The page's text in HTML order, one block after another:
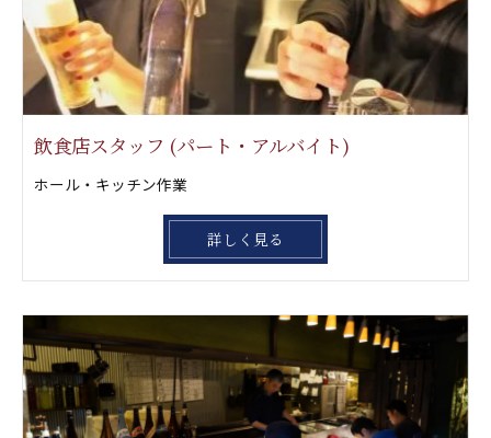
飲食店スタッフ (パート・アルバイト)
ホール・キッチン作業
詳しく見る